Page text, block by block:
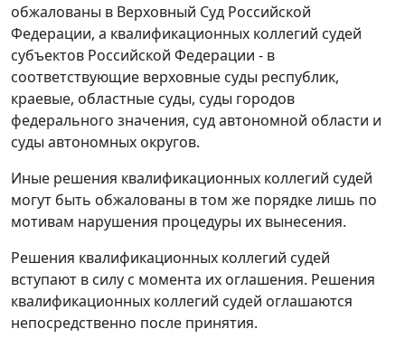
обжалованы в Верховный Суд Российской
Федерации, а квалификационных коллегий судей
субъектов Российской Федерации - в
соответствующие верховные суды республик,
краевые, областные суды, суды городов
федерального значения, суд автономной области и
суды автономных округов.
Иные решения квалификационных коллегий судей
могут быть обжалованы в том же порядке лишь по
мотивам нарушения процедуры их вынесения.
Решения квалификационных коллегий судей
вступают в силу с момента их оглашения. Решения
квалификационных коллегий судей оглашаются
непосредственно после принятия.